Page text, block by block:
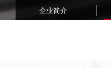
企业简介